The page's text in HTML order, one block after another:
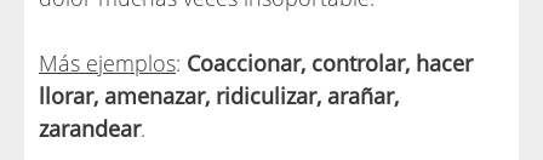
Más ejemplos: Coaccionar, controlar, hacer
llorar, amenazar, ridiculizar, arañar,
zarandear.